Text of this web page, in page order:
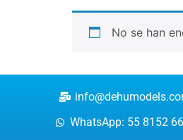
No se han
WhatsApp: 55 8152